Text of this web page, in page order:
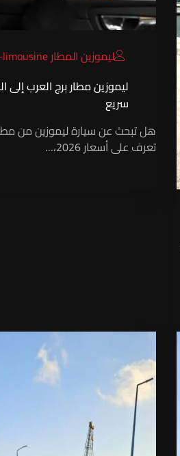
ليموزين المطار raw-limousine
سريع
هل تبحث عن سيارة ليموزين من
تعرف على أسعار 2026،…